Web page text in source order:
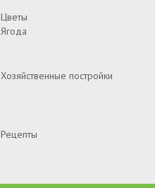
Цветы
Ягода
Хозяйственные постройки
Рецепты